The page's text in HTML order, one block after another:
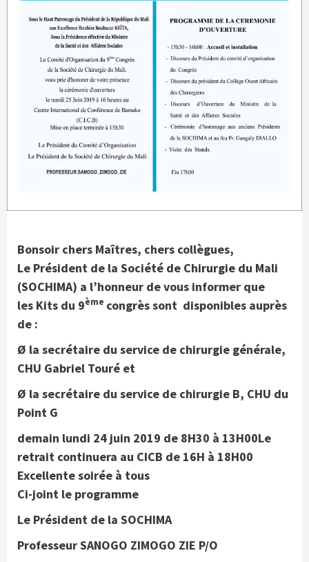
Bonsoir chers Maîtres, chers collègues,
Le Président de la Société de Chirurgie du Mali
(SOCHIMA) a l’honneur de vous informer que
les Kits du 9ème congrès sont disponibles auprès
de :
Ø la secrétaire du service de chirurgie générale,
CHU Gabriel Touré et
Ø la secrétaire du service de chirurgie B, CHU du
Point G
demain lundi 24 juin 2019 de 8H30 à 13H00Le
retrait continuera au CICB de 16H à 18H00
Excellente soirée à tous
Ci-joint le programme
Le Président de la SOCHIMA
Professeur SANOGO ZIMOGO ZIE P/O